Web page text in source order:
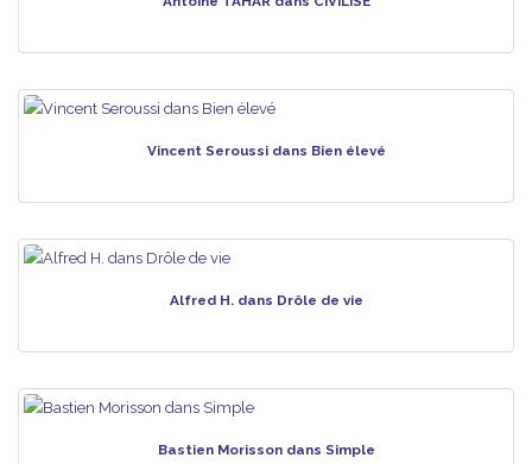
Vincent Seroussi dans Bien élevé
Alfred H. dans Drôle de vie
Bastien Morisson dans Simple